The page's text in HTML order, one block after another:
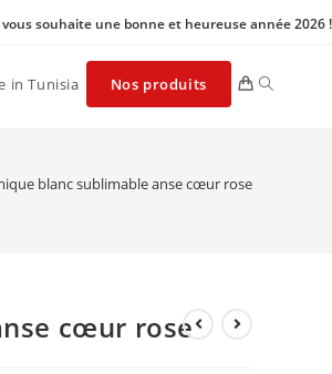
souhaite une bonne et heureuse année 2026 !
in Tunisia Nos produits
blanc sublimable anse cœur rose
cœur rose